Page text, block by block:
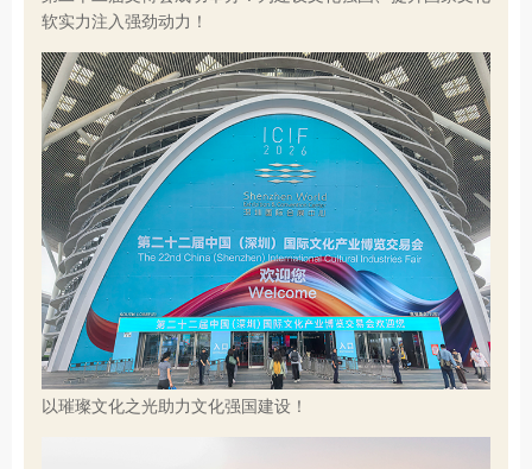
软实力注入强劲动力！
以璀璨文化之光助力文化强国建设！